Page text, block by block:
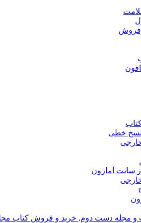
خطی
سایت آمازون
و مجله دست دوم, خرید و فروش کتاب